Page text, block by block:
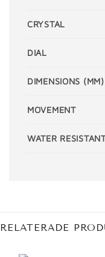
CRYSTAL
DIAL
DIMENSIONS (MM)
MOVEMENT
WATER
RELATERADE